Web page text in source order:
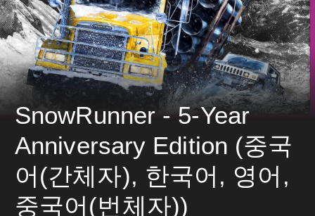
SnowRunner - 5-Year
Anniversary Edition (중국
어(간체자), 한국어, 영어,
중국어(번체자))